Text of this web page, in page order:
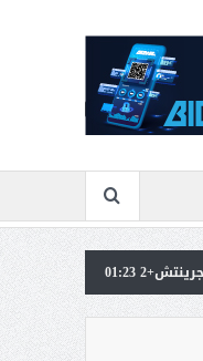
الخامسة
بمشاركة
جرينتش+2 01:23